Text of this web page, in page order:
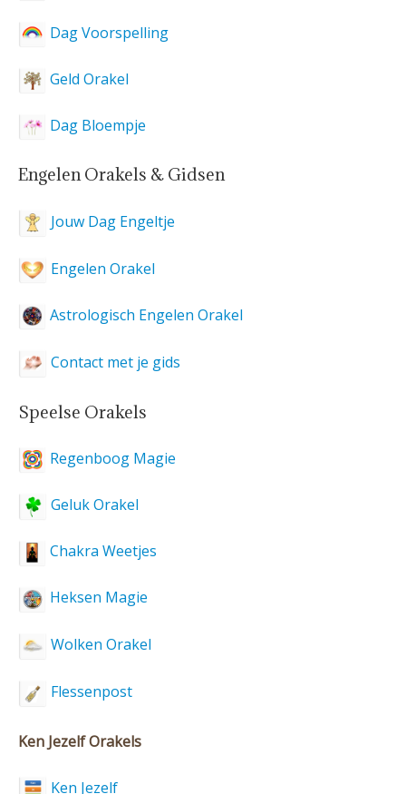
Dag Voorspelling
Geld Orakel
Dag Bloempje
Engelen Orakels & Gidsen
Jouw Dag Engeltje
Engelen Orakel
Astrologisch Engelen Orakel
Contact met je gids
Speelse Orakels
Regenboog Magie
Geluk Orakel
Chakra Weetjes
Heksen Magie
Wolken Orakel
Flessenpost
Ken Jezelf Orakels
Ken Jezelf